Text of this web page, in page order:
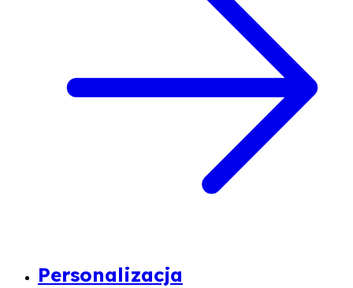
Personalizacja